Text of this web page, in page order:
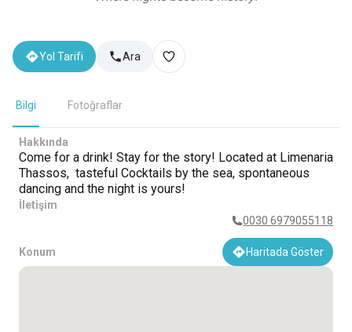
Yol Tarifi Ara
Bilgi Fotoğraflar
Hakkında
Come for a drink! Stay for the story! Located at Limenaria
Thassos, tasteful Cocktails by the sea, spontaneous
dancing and the night is yours!
İletişim
0030 6979055118
Konum Haritada Göster